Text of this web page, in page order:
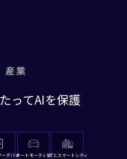
産業
ってAIを保護
ーデバイスオートモーティブIoTとスマートシティ